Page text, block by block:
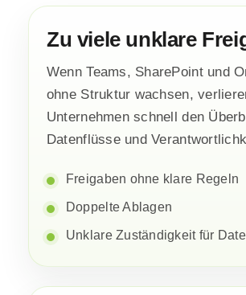
Zu viele unklare
Wenn Teams, SharePoint und
ohne Struktur wachsen,
Unternehmen schnell den
Datenflüsse und
Freigaben ohne klare Regeln
Doppelte Ablagen
Unklare Zuständigkeit für